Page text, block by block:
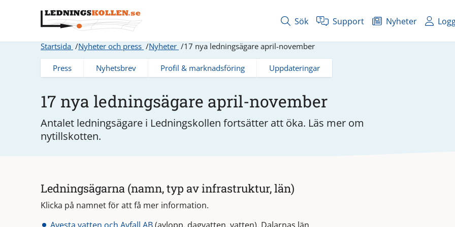
Sök Support Nyheter
Startsida Nyheter och press Nyheter 17 nya ledningsägare april-november
Press Nyhetsbrev Profil & marknadsföring Uppdateringar
17 nya ledningsägare april-november
Antalet ledningsägare i Ledningskollen fortsätter att öka. Läs mer om
nytillskotten.
Ledningsägarna (namn, typ av infrastruktur, län)
Klicka på namnet för att få mer information.